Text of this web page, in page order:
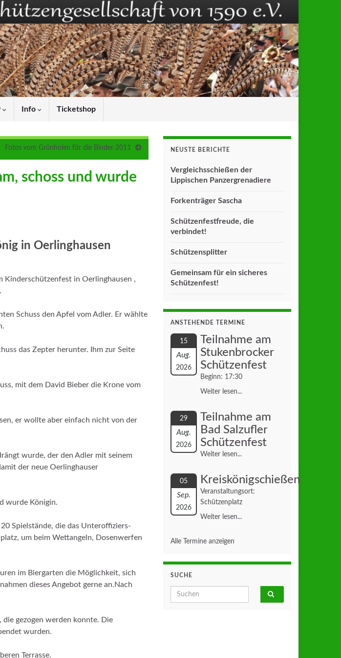
Info Ticketshop
Fotos vom Grünholen für die Binder 2011
schoss und wurde
in Oerlinghausen
Kinderschützenfest in Oerlinghausen ,
Schuss den Apfel vom Adler. Er wählte
das Zepter herunter. Ihm zur Seite
mit dem David Bieber die Krone vom
er wollte aber einfach nicht von der
wurde, der den Adler mit seinem
der neue Oerlinghauser
wurde Königin.
Spielstände, die das Unteroffiziers-
um beim Wettangeln, Dosenwerfen
im Biergarten die Möglichkeit, sich
dieses Angebot gerne an.Nach
gezogen werden konnte. Die
wurden.
Terrasse.
NEUSTE BERICHTE
Vergleichsschießen der
Lippischen Panzergrenadiere
Forkenträger Sascha
Schützenfestfreude, die
verbindet!
Schützensplitter
Gemeinsam für ein sicheres
Schützenfest!
ANSTEHENDE TERMINE
15
Aug.
2026
Teilnahme am
Stukenbrocker
Schützenfest
Beginn: 17:30
Weiter lesen...
29
Aug.
2026
Teilnahme am
Bad Salzufler
Schützenfest
Weiter lesen...
05
Sep.
2026
Kreiskönigschießen
Veranstaltungsort:
Schützenplatz
Weiter lesen...
Alle Termine anzeigen
SUCHE
Search for: